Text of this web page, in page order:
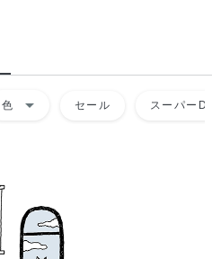
色 arrow_drop_down セール スーパー